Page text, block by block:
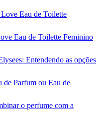
Eau de Toilette
Eau de Toilette Feminino
Entendendo as opções
de Parfum ou Eau de
o perfume com a